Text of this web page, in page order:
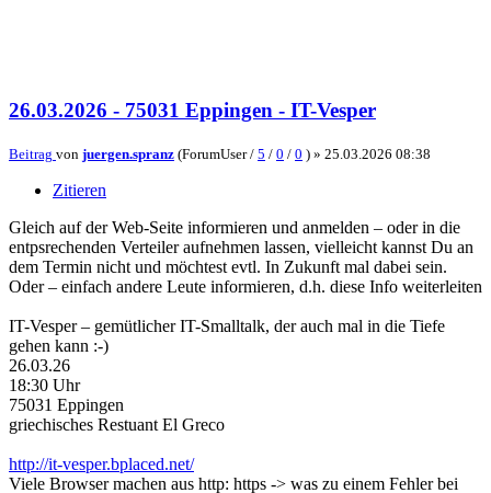
26.03.2026 - 75031 Eppingen - IT-Vesper
Beitrag von juergen.spranz (ForumUser / 5 / 0 / 0 ) » 25.03.2026 08:38
Zitieren
Gleich auf der Web-Seite informieren und anmelden – oder in die
entpsrechenden Verteiler aufnehmen lassen, vielleicht kannst Du an
dem Termin nicht und möchtest evtl. In Zukunft mal dabei sein.
Oder – einfach andere Leute informieren, d.h. diese Info weiterleiten
IT-Vesper – gemütlicher IT-Smalltalk, der auch mal in die Tiefe
gehen kann :-)
26.03.26
18:30 Uhr
75031 Eppingen
griechisches Restuant El Greco
http://it-vesper.bplaced.net/
Viele Browser machen aus http: https -> was zu einem Fehler bei